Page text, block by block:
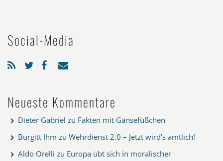
Social-Media
Neueste Kommentare
Dieter Gabriel zu Fakten mit Gänsefüßchen
Burgitt Ihm zu Wehrdienst 2.0 – Jetzt wird’s amtlich!
Aldo Orelli zu Europa übt sich in moralischer